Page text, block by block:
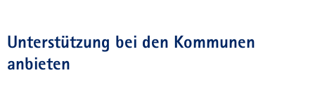
g
a
Unterstützung bei den Kommunen
anbieten